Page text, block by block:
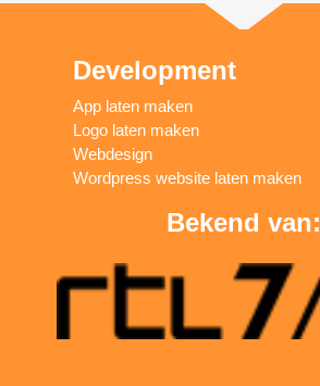
Development
App laten maken
Logo laten maken
Webdesign
Wordpress website laten maken
Bekend van: